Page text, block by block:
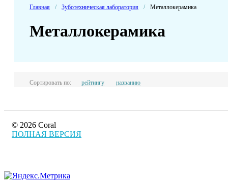
Главная / Зуботехническая лаборатория / Металлокерамика
Металлокерамика
Сортировать по: рейтингу названию
© 2026 Coral
ПОЛНАЯ ВЕРСИЯ